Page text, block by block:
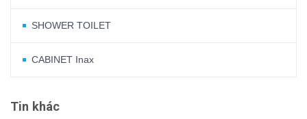
SHOWER TOILET
CABINET Inax
Tin khác